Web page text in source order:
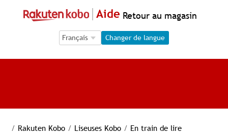
Aide Retour au magasin
Language Selection
Language Selection
Changer de langue
/ Rakuten Kobo / Liseuses Kobo / En train de lire